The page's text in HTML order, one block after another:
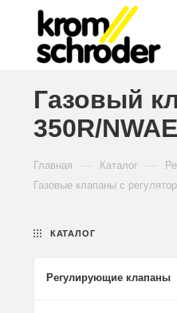
Газовый
350R/
Главная Каталог
Газовые клапаны с
КАТАЛОГ
Регулирующие клапаны